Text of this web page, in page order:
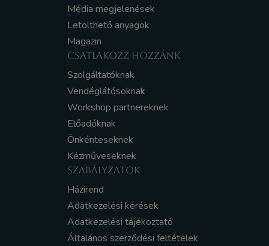
Média megjelenések
Letölthető anyagok
Magazin
CSATLAKOZZ HOZZÁNK
Szolgáltatóknak
Vendéglátósoknak
Workshop partnereknek
Előadóknak
Önkénteseknek
Kézműveseknek
SZABÁLYZATOK
Házirend
Adatkezelési kérések
Adatkezelési tájékoztató
Általános szerződési feltételek